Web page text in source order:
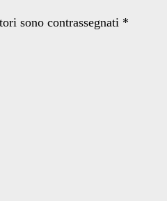
sono contrassegnati *